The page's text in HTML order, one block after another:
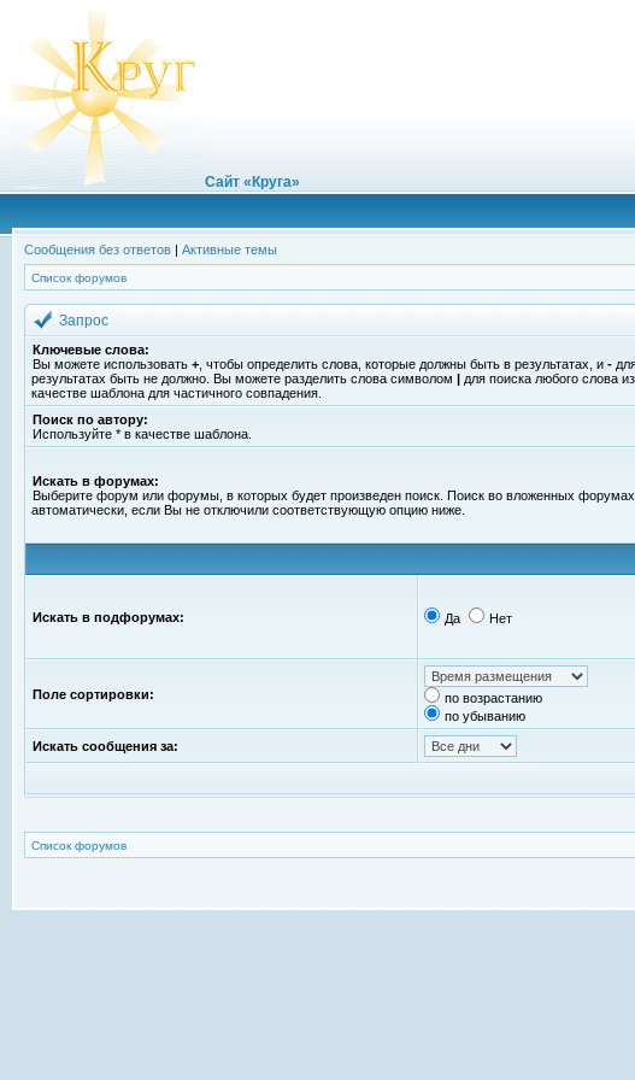
Сайт «Круга»
Сообщения без ответов | Активные темы
Список форумов
Запрос
Ключевые слова:
Вы можете использовать + , чтобы определить слова, которые должны быть в результатах, и -
результатах быть не должно. Вы можете разделить слова символом | для поиска любого слова
качестве шаблона для частичного совпадения.
Поиск по автору:
Используйте * в качестве шаблона.
Искать в форумах:
Выберите форум или форумы, в которых будет произведен поиск. Поиск во вложенных форумах
автоматически, если Вы не отключили соответствующую опцию ниже.
Искать в подфорумах: Да Нет
Поле сортировки:
по возрастанию
по убыванию
Искать сообщения за:
Список форумов